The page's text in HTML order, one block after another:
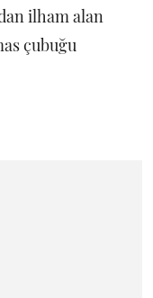
ilham alan
çubuğu